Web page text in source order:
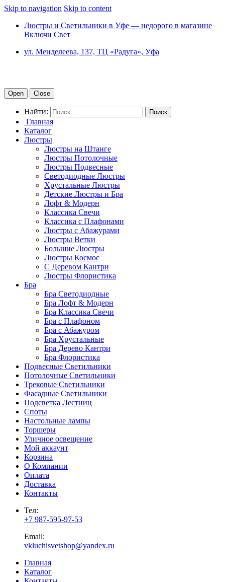
Skip to navigation Skip to content
Люстры и Светильники в Уфе — недорого в магазине
Включи Свет
ул. Менделеева, 137, ТЦ «Радуга», Уфа
Open Close
Найти:
Главная
Каталог
Люстры
Люстры на Штанге
Люстры Потолочные
Люстры Подвесные
Светодиодные Люстры
Хрустальные Люстры
Детские Люстры и Бра
Лофт & Модерн
Классика Свечи
Классика с Плафонами
Люстры с Абажурами
Люстры Ветки
Большие Люстры
Люстры Космос
С Деревом Кантри
Люстры Флористика
Бра
Бра Светодиодные
Бра Лофт & Модерн
Бра Классика Свечи
Бра с Плафоном
Бра с Абажуром
Бра Хрустальные
Бра Дерево Кантри
Бра Флористика
Подвесные Светильники
Потолочные Светильники
Трековые Светильники
Фасадные Светильники
Подсветка Лестниц
Споты
Настольные лампы
Торшеры
Уличное освещение
Мой аккаунт
Корзина
О Компании
Оплата
Доставка
Контакты
Тел:
+7 987-595-97-53
Email:
vkluchisvetshop@yandex.ru
Главная
Каталог